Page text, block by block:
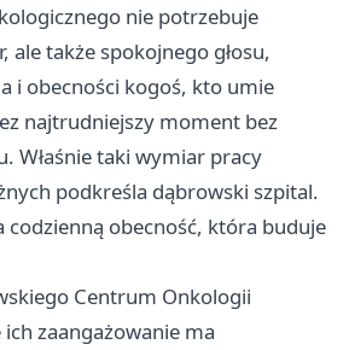
nie potrzebuje
ale także spokojnego głosu,
i obecności kogoś, kto umie
najtrudniejszy moment bez
Właśnie taki wymiar pracy
podkreśla dąbrowski szpital.
codzienną obecność, która buduje
Centrum Onkologii
ich zaangażowanie ma